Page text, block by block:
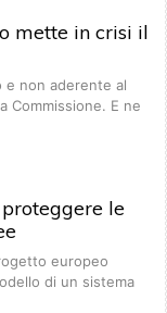
mette in crisi il
e non aderente al
Commissione. E ne
le
europeo
di un sistema